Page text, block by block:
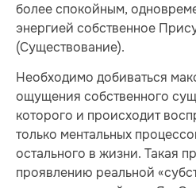
более спокойным,
энергией собственное
(Существование).
Необходимо добиваться
ощущения собственного
которого и происходит
только ментальных
остального в жизни. Такая
проявлению реальной